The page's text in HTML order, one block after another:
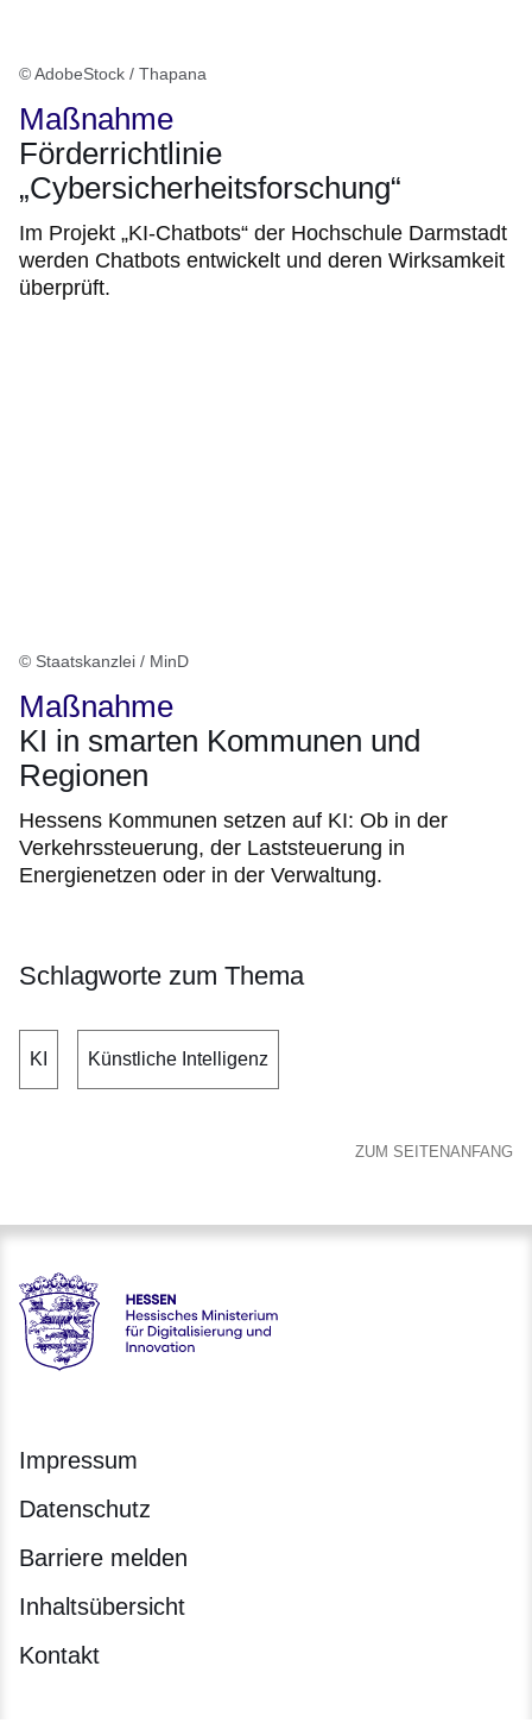
© AdobeStock / Thapana
Maßnahme
Förderrichtlinie
„Cybersicherheitsforschung“
Im Projekt „KI-Chatbots“ der Hochschule Darmstadt
werden Chatbots entwickelt und deren Wirksamkeit
überprüft.
© Staatskanzlei / MinD
Maßnahme
KI in smarten Kommunen und
Regionen
Hessens Kommunen setzen auf KI: Ob in der
Verkehrssteuerung, der Laststeuerung in
Energienetzen oder in der Verwaltung.
Schlagworte zum Thema
KI Künstliche Intelligenz
ZUM SEITENANFANG
Hessen - Hessisches Ministerium für Digitalisierung und
Impressum
Datenschutz
Barriere melden
Inhaltsübersicht
Kontakt